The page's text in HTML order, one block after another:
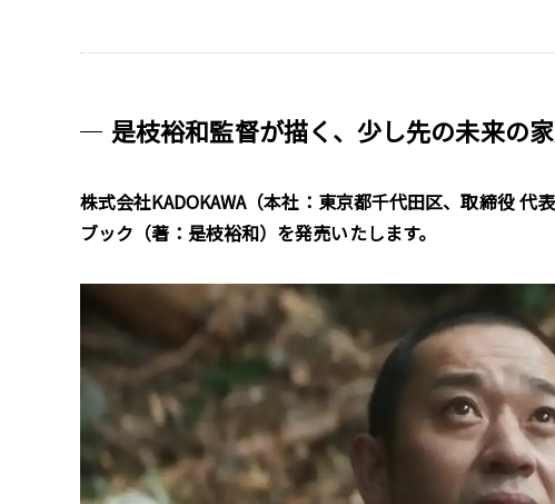
是枝裕和監督が描く、少し先の未来の
株式会社KADOKAWA（本社：東京都千代田区、取締役 代
ブック（著：是枝裕和）を発売いたします。